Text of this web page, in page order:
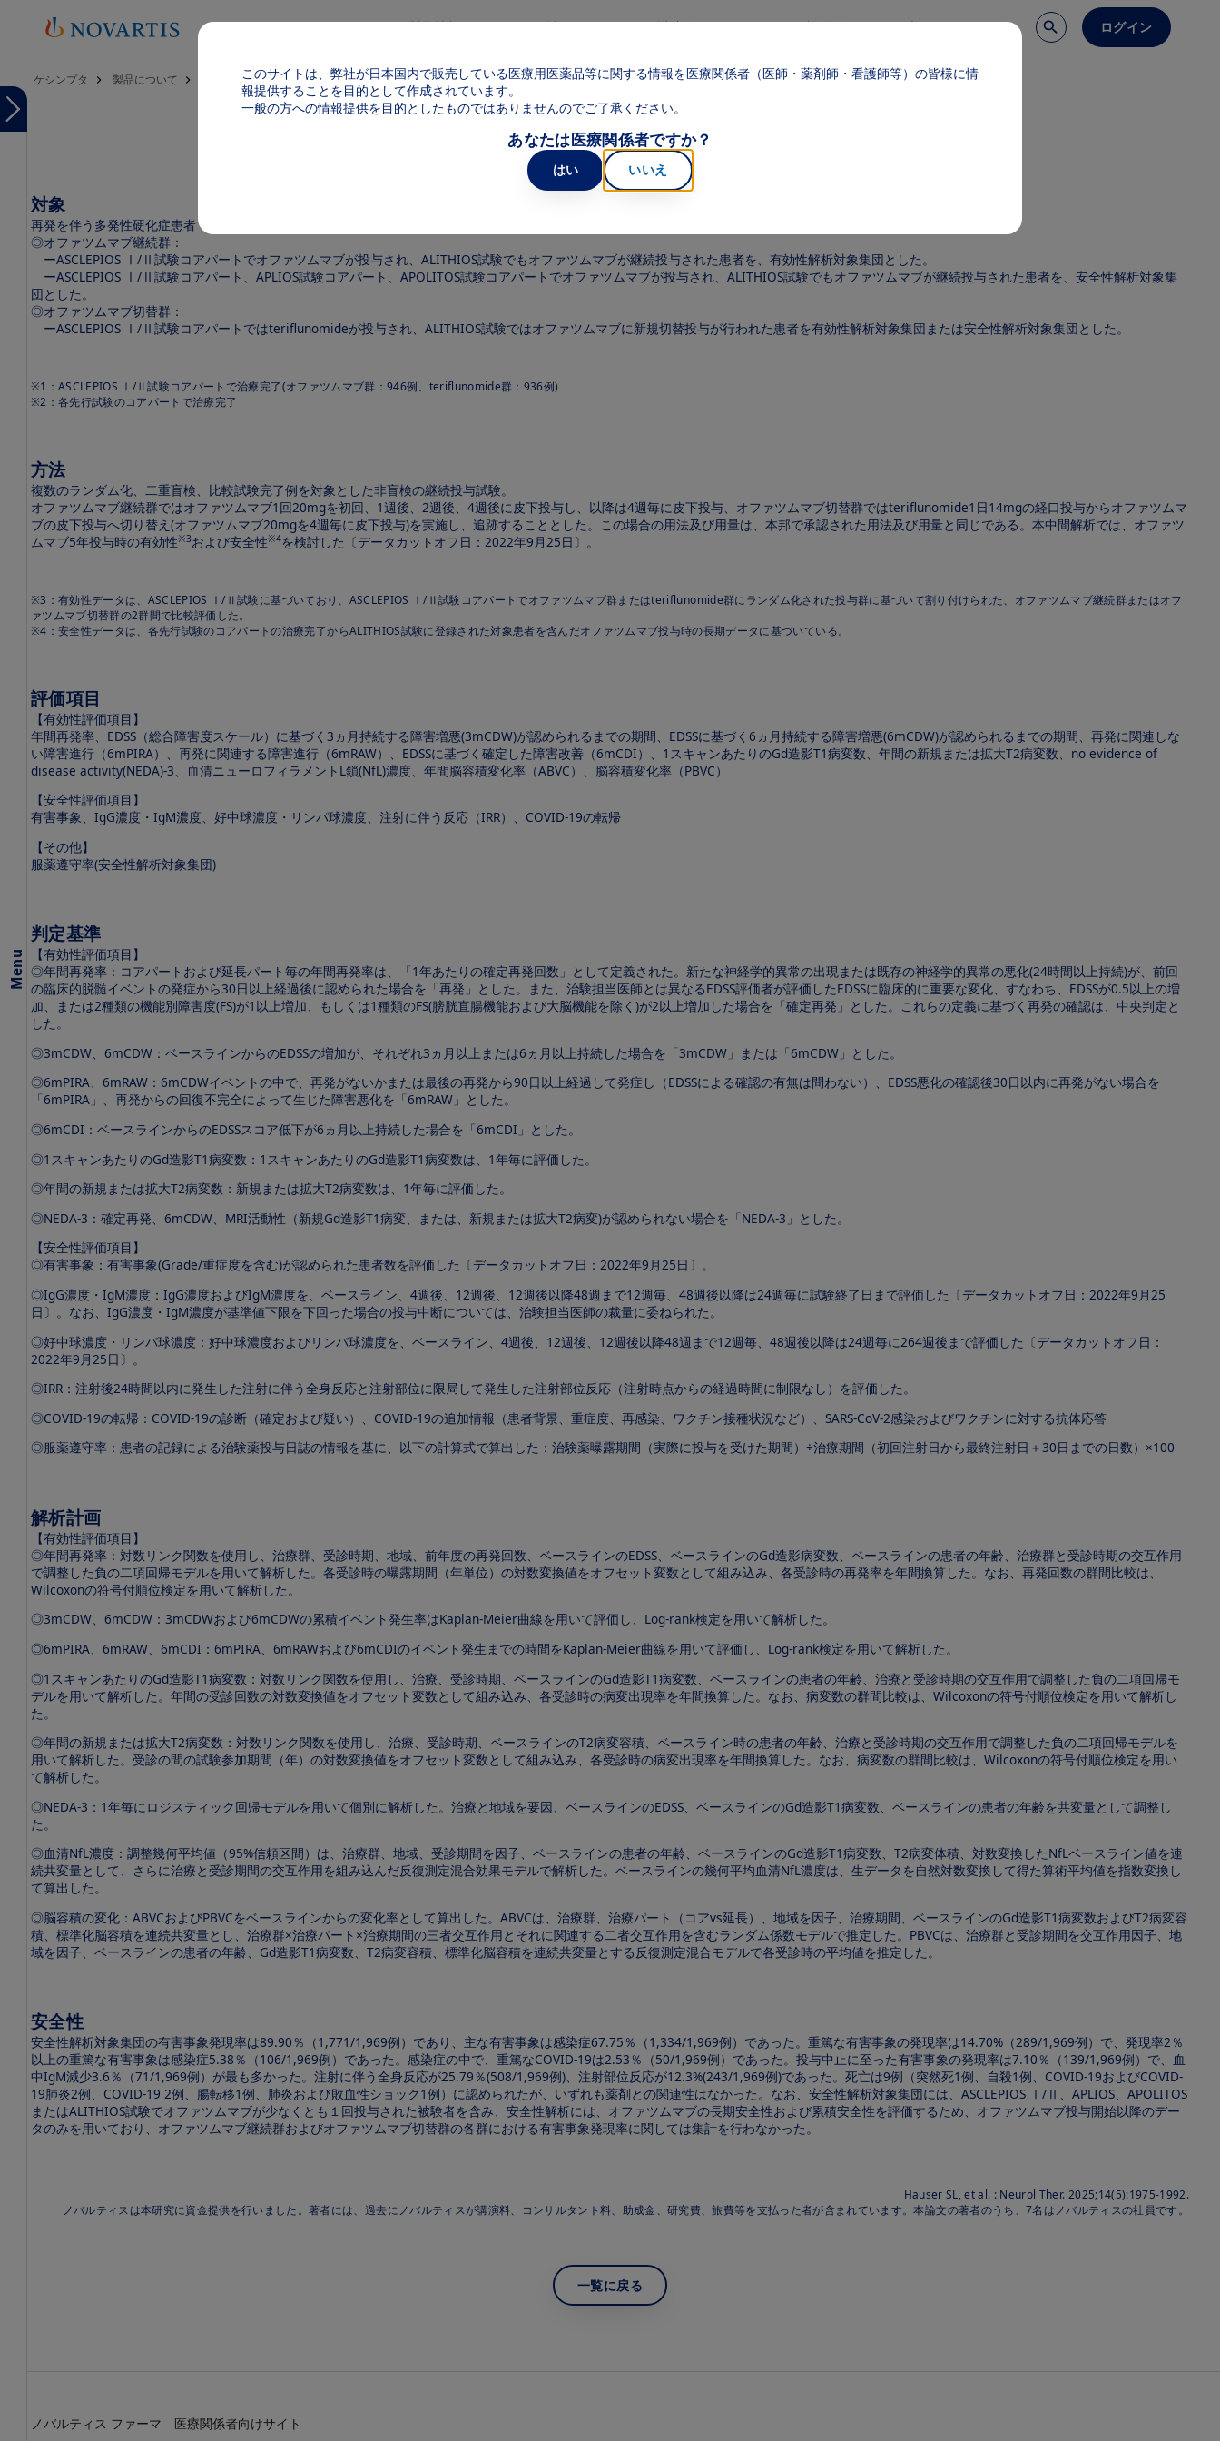
製品情報 領域 web講演会 web面談予約 医療サポート ログイン
Menu
プ
タ
TOP
製品
基本
情報
（電
子添
製
品
て
ケ
シ
ン
プ
正
使
用
ンプ
タガ
イド
10分
でつ
かめ
MS
診療
2025
年版
イ
ト
で
見
る
web
講
演
会
動
画
会・
会記
FAQ
パンくず
ケシンプタ 製品について 試験概要 海外第Ⅲb相試験〔ALITHIOS試験〕
対象
再発を伴う多発性硬化症患者（有効性解析対象集団：1,882例
◎オファツムマブ継続群：
ーASCLEPIOS Ⅰ/Ⅱ試験コアパートでオファツムマブが投与され、ALITHIOS試験でもオファツムマブが継続投与された患者を、有効性解析対象集団とした。
ーASCLEPIOS Ⅰ/Ⅱ試験コアパート、APLIOS試験コアパート、APOLITOS試験コアパートでオファツムマブが投与され、ALITHIOS試験でもオファツムマブが継続投与された患者を、安全性解析対象集
団とした。
◎オファツムマブ切替群：
ーASCLEPIOS Ⅰ/Ⅱ試験コアパートではteriflunomideが投与され、ALITHIOS試験ではオファツムマブに新規切替投与が行われた患者を有効性解析対象集団または安全性解析対象集団とした。
※1：ASCLEPIOS Ⅰ/Ⅱ試験コアパートで治療完了(オファツムマブ群：946例、teriflunomide群：936例)
※2：各先行試験のコアパートで治療完了
方法
複数のランダム化、二重盲検、比較試験完了例を対象とした非盲検の継続投与試験。
オファツムマブ継続群ではオファツムマブ1回20mgを初回、1週後、2週後、4週後に皮下投与し、以降は4週毎に皮下投与、オファツムマブ切替群ではteriflunomide1日14mgの経口投与からオファツムマ
ブの皮下投与へ切り替え(オファツムマブ20mgを4週毎に皮下投与)を実施し、追跡することとした。この場合の用法及び用量は、本邦で承認された用法及び用量と同じである。本中間解析では、オファツ
ムマブ5年投与時の有効性※3および安全性※4を検討した〔データカットオフ日：2022年9月25日〕。
※3：有効性データは、ASCLEPIOS Ⅰ/Ⅱ試験に基づいており、ASCLEPIOS Ⅰ/Ⅱ試験コアパートでオファツムマブ群またはteriflunomide群にランダム化された投与群に基づいて割り付けられた、オファツムマブ継続群またはオフ
ァツムマブ切替群の2群間で比較評価した。
※4：安全性データは、各先行試験のコアパートの治療完了からALITHIOS試験に登録された対象患者を含んだオファツムマブ投与時の長期データに基づいている。
評価項目
【有効性評価項目】
年間再発率、EDSS（総合障害度スケール）に基づく3ヵ月持続する障害増悪(3mCDW)が認められるまでの期間、EDSSに基づく6ヵ月持続する障害増悪(6mCDW)が認められるまでの期間、再発に関連しな
い障害進行（6mPIRA）、再発に関連する障害進行（6mRAW）、EDSSに基づく確定した障害改善（6mCDI）、1スキャンあたりのGd造影T1病変数、年間の新規または拡大T2病変数、no evidence of
disease activity(NEDA)-3、血清ニューロフィラメントL鎖(NfL)濃度、年間脳容積変化率（ABVC）、脳容積変化率（PBVC）
【安全性評価項目】
有害事象、IgG濃度・IgM濃度、好中球濃度・リンパ球濃度、注射に伴う反応（IRR）、COVID-19の転帰
【その他】
服薬遵守率(安全性解析対象集団)
判定基準
【有効性評価項目】
◎年間再発率：コアパートおよび延長パート毎の年間再発率は、「1年あたりの確定再発回数」として定義された。新たな神経学的異常の出現または既存の神経学的異常の悪化(24時間以上持続)が、前回
の臨床的脱髄イベントの発症から30日以上経過後に認められた場合を「再発」とした。また、治験担当医師とは異なるEDSS評価者が評価したEDSSに臨床的に重要な変化、すなわち、EDSSが0.5以上の増
加、または2種類の機能別障害度(FS)が1以上増加、もしくは1種類のFS(膀胱直腸機能および大脳機能を除く)が2以上増加した場合を「確定再発」とした。これらの定義に基づく再発の確認は、中央判定と
した。
◎3mCDW、6mCDW：ベースラインからのEDSSの増加が、それぞれ3ヵ月以上または6ヵ月以上持続した場合を「3mCDW」または「6mCDW」とした。
◎6mPIRA、6mRAW：6mCDWイベントの中で、再発がないかまたは最後の再発から90日以上経過して発症し（EDSSによる確認の有無は問わない）、EDSS悪化の確認後30日以内に再発がない場合を
「6mPIRA」、再発からの回復不完全によって生じた障害悪化を「6mRAW」とした。
◎6mCDI：ベースラインからのEDSSスコア低下が6ヵ月以上持続した場合を「6mCDI」とした。
◎1スキャンあたりのGd造影T1病変数：1スキャンあたりのGd造影T1病変数は、1年毎に評価した。
◎年間の新規または拡大T2病変数：新規または拡大T2病変数は、1年毎に評価した。
◎NEDA-3：確定再発、6mCDW、MRI活動性（新規Gd造影T1病変、または、新規または拡大T2病変)が認められない場合を「NEDA-3」とした。
【安全性評価項目】
◎有害事象：有害事象(Grade/重症度を含む)が認められた患者数を評価した〔データカットオフ日：2022年9月25日〕。
◎IgG濃度・IgM濃度：IgG濃度およびIgM濃度を、ベースライン、4週後、12週後、12週後以降48週まで12週毎、48週後以降は24週毎に試験終了日まで評価した〔データカットオフ日：2022年9月25
日〕。なお、IgG濃度・IgM濃度が基準値下限を下回った場合の投与中断については、治験担当医師の裁量に委ねられた。
◎好中球濃度・リンパ球濃度：好中球濃度およびリンパ球濃度を、ベースライン、4週後、12週後、12週後以降48週まで12週毎、48週後以降は24週毎に264週後まで評価した〔データカットオフ日：
2022年9月25日〕。
◎IRR：注射後24時間以内に発生した注射に伴う全身反応と注射部位に限局して発生した注射部位反応（注射時点からの経過時間に制限なし）を評価した。
◎COVID-19の転帰：COVID-19の診断（確定および疑い）、COVID-19の追加情報（患者背景、重症度、再感染、ワクチン接種状況など）、SARS-CoV-2感染およびワクチンに対する抗体応答
◎服薬遵守率：患者の記録による治験薬投与日誌の情報を基に、以下の計算式で算出した：治験薬曝露期間（実際に投与を受けた期間）÷治療期間（初回注射日から最終注射日＋30日までの日数）×100
解析計画
【有効性評価項目】
◎年間再発率：対数リンク関数を使用し、治療群、受診時期、地域、前年度の再発回数、ベースラインのEDSS、ベースラインのGd造影病変数、ベースラインの患者の年齢、治療群と受診時期の交互作用
で調整した負の二項回帰モデルを用いて解析した。各受診時の曝露期間（年単位）の対数変換値をオフセット変数として組み込み、各受診時の再発率を年間換算した。なお、再発回数の群間比較は、
Wilcoxonの符号付順位検定を用いて解析した。
◎3mCDW、6mCDW：3mCDWおよび6mCDWの累積イベント発生率はKaplan-Meier曲線を用いて評価し、Log-rank検定を用いて解析した。
◎6mPIRA、6mRAW、6mCDI：6mPIRA、6mRAWおよび6mCDIのイベント発生までの時間をKaplan-Meier曲線を用いて評価し、Log-rank検定を用いて解析した。
◎1スキャンあたりのGd造影T1病変数：対数リンク関数を使用し、治療、受診時期、ベースラインのGd造影T1病変数、ベースラインの患者の年齢、治療と受診時期の交互作用で調整した負の二項回帰モ
デルを用いて解析した。年間の受診回数の対数変換値をオフセット変数として組み込み、各受診時の病変出現率を年間換算した。なお、病変数の群間比較は、Wilcoxonの符号付順位検定を用いて解析し
た。
◎年間の新規または拡大T2病変数：対数リンク関数を使用し、治療、受診時期、ベースラインのT2病変容積、ベースライン時の患者の年齢、治療と受診時期の交互作用で調整した負の二項回帰モデルを
用いて解析した。受診の間の試験参加期間（年）の対数変換値をオフセット変数として組み込み、各受診時の病変出現率を年間換算した。なお、病変数の群間比較は、Wilcoxonの符号付順位検定を用い
て解析した。
◎NEDA-3：1年毎にロジスティック回帰モデルを用いて個別に解析した。治療と地域を要因、ベースラインのEDSS、ベースラインのGd造影T1病変数、ベースラインの患者の年齢を共変量として調整し
た。
◎血清NfL濃度：調整幾何平均値（95%信頼区間）は、治療群、地域、受診期間を因子、ベースラインの患者の年齢、ベースラインのGd造影T1病変数、T2病変体積、対数変換したNfLベースライン値を連
続共変量として、さらに治療と受診期間の交互作用を組み込んだ反復測定混合効果モデルで解析した。ベースラインの幾何平均血清NfL濃度は、生データを自然対数変換して得た算術平均値を指数変換し
て算出した。
◎脳容積の変化：ABVCおよびPBVCをベースラインからの変化率として算出した。ABVCは、治療群、治療パート（コアvs延長）、地域を因子、治療期間、ベースラインのGd造影T1病変数およびT2病変容
積、標準化脳容積を連続共変量とし、治療群×治療パート×治療期間の三者交互作用とそれに関連する二者交互作用を含むランダム係数モデルで推定した。PBVCは、治療群と受診期間を交互作用因子、地
域を因子、ベースラインの患者の年齢、Gd造影T1病変数、T2病変容積、標準化脳容積を連続共変量とする反復測定混合モデルで各受診時の平均値を推定した。
安全性
安全性解析対象集団の有害事象発現率は89.90％（1,771/1,969例）であり、主な有害事象は感染症67.75％（1,334/1,969例）であった。重篤な有害事象の発現率は14.70%（289/1,969例）で、発現率2％
以上の重篤な有害事象は感染症5.38％（106/1,969例）であった。感染症の中で、重篤なCOVID-19は2.53％（50/1,969例）であった。投与中止に至った有害事象の発現率は7.10％（139/1,969例）で、血
中IgM減少3.6％（71/1,969例）が最も多かった。注射に伴う全身反応が25.79％(508/1,969例)、注射部位反応が12.3%(243/1,969例)であった。死亡は9例（突然死1例、自殺1例、COVID-19およびCOVID-
19肺炎2例、COVID-19 2例、腸転移1例、肺炎および敗血性ショック1例）に認められたが、いずれも薬剤との関連性はなかった。なお、安全性解析対象集団には、ASCLEPIOS Ⅰ/Ⅱ、APLIOS、APOLITOS
またはALITHIOS試験でオファツムマブが少なくとも１回投与された被験者を含み、安全性解析には、オファツムマブの長期安全性および累積安全性を評価するため、オファツムマブ投与開始以降のデー
タのみを用いており、オファツムマブ継続群およびオファツムマブ切替群の各群における有害事象発現率に関しては集計を行わなかった。
Hauser SL, et al. : Neurol Ther. 2025;14(5):1975-1992.
ノバルティスは本研究に資金提供を行いました。著者には、過去にノバルティスが講演料、コンサルタント料、助成金、研究費、旅費等を支払った者が含まれています。本論文の著者のうち、7名はノバルティスの社員です。
一覧に戻る
ノバルティス ファーマ 医療関係者向けサイト
このサイトは、弊社が日本国内で販売している医療用医薬品等に関する情報を医療関係者（医師・薬剤師・看護師等）の皆様に情
報提供することを目的として作成されています。
一般の方への情報提供を目的としたものではありませんのでご了承ください。
あなたは医療関係者ですか？
はい いいえ